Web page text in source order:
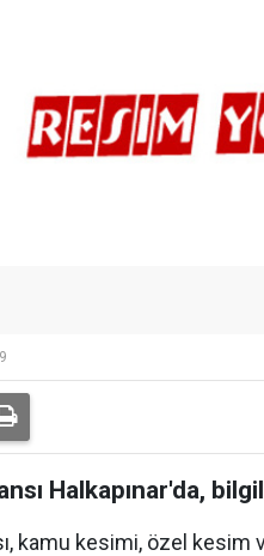
Halkapınar'da,
kamu kesimi, özel kesim